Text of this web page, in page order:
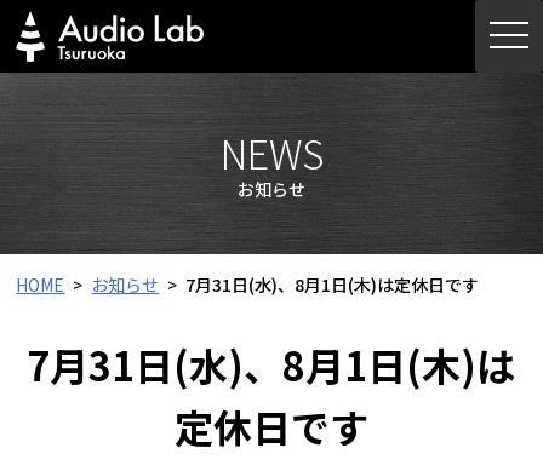
Skip
to
content
NEWS
お知らせ
HOME お知らせ 7月31日(水)、8月1日(木)は定休日です
7月31日(水)、8月1日(木)は
定休日です